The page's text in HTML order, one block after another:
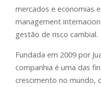
mercados e economias
management
gestão de risco cambial.
Fundada em 2009 por
companhia é uma das
crescimento no mundo,